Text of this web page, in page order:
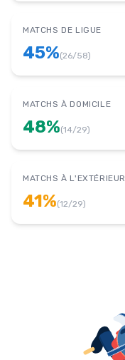
MATCHS DE LIGUE
45%(26/58)
MATCHS À DOMICILE
48%(14/29)
MATCHS À L'EXTÉRIEUR
41%(12/29)